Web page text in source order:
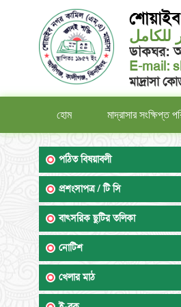
ডাকঘর:
E-mail:
মাদ্রাসা
হোম মাদ্রাসার সংক্ষিপ্ত
পঠিত বিষয়াবলী
প্রশংসাপত্র / টি সি
বাৎসরিক ছুটির তলিকা
নোটিশ
খেলার মাঠ